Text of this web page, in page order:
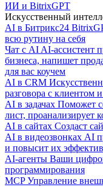
ИИ и BitrixGPT
Искусственный
AI в Битрикс24
всю рутину на себя
Чат с AI AI-ассистент
бизнеса, напишет
для вас коучем
AI в CRM
разговора с клиентом
AI в задачах Поможет
лист, проанализирует
AI в сайтах Создаст
AI в видеозвонках AI
и повысит их
AI-агенты Ваши
программирования
MCP Управление